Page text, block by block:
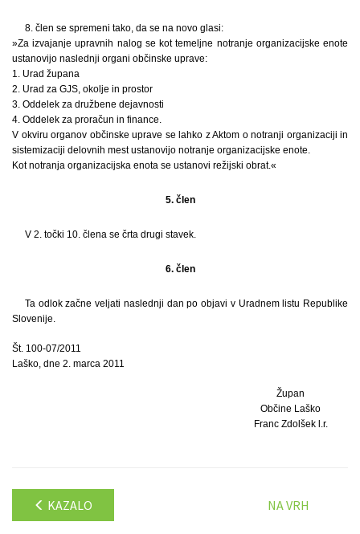
8. člen se spremeni tako, da se na novo glasi:
»Za izvajanje upravnih nalog se kot temeljne notranje organizacijske enote
ustanovijo naslednji organi občinske uprave:
1. Urad župana
2. Urad za GJS, okolje in prostor
3. Oddelek za družbene dejavnosti
4. Oddelek za proračun in finance.
V okviru organov občinske uprave se lahko z Aktom o notranji organizaciji in
sistemizaciji delovnih mest ustanovijo notranje organizacijske enote.
Kot notranja organizacijska enota se ustanovi režijski obrat.«
5. člen
V 2. točki 10. člena se črta drugi stavek.
6. člen
Ta odlok začne veljati naslednji dan po objavi v Uradnem listu Republike
Slovenije.
Št. 100-07/2011
Laško, dne 2. marca 2011
Župan
Občine Laško
Franc Zdolšek l.r.
KAZALO NA VRH